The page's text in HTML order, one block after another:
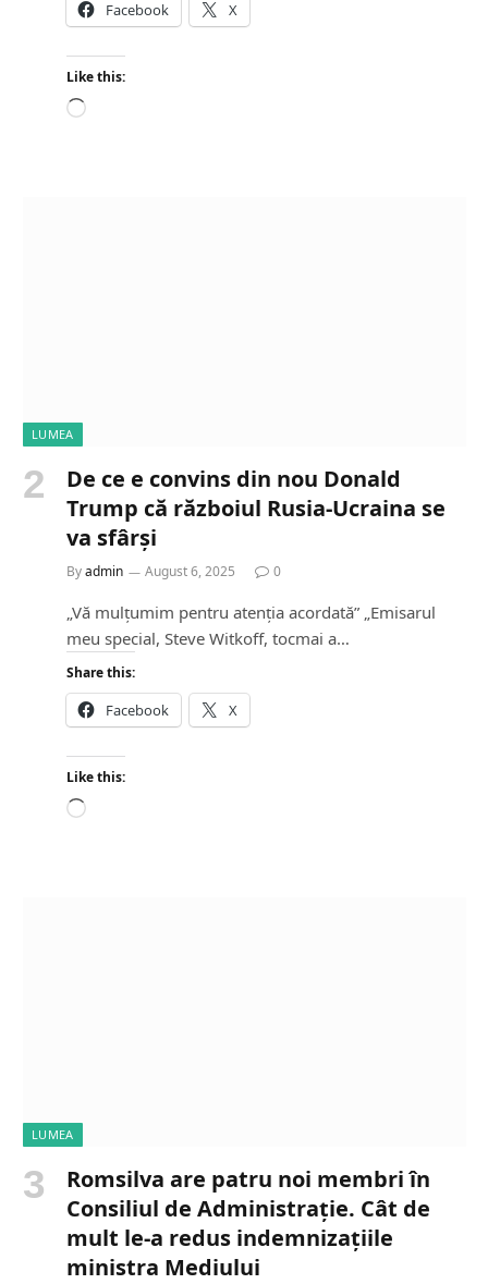
Facebook X
Like this:
L
LUMEA
De ce e convins din nou Donald
Trump că războiul Rusia-Ucraina se
va sfârși
Byadmin August 6, 2025 0
„Vă mulțumim pentru atenția acordată” „Emisarul
meu special, Steve Witkoff, tocmai a…
Share this:
Facebook X
Like this:
L
LUMEA
Romsilva are patru noi membri în
Consiliul de Administrație. Cât de
mult le-a redus indemnizațiile
ministra Mediului